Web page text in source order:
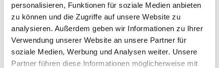
personalisieren, Funktionen für soziale Medien anbieten
zu können und die Zugriffe auf unsere Website zu
analysieren. Außerdem geben wir Informationen zu Ihrer
Verwendung unserer Website an unsere Partner für
soziale Medien, Werbung und Analysen weiter. Unsere
Partner führen diese Informationen möglicherweise mit
PDF-PREISSTATISTIK
.
Bitte melden Sie Ihre Tiere für die nächste